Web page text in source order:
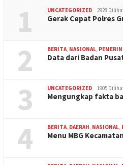
1 UNCATEGORIZED 2928
Gerak Cepat Polres
2 BERITA, NASIONAL,
Data dari Badan
3 UNCATEGORIZED 1905
Mengungkap fakta
4 BERITA, DAERAH, NASIONAL,
Menu MBG